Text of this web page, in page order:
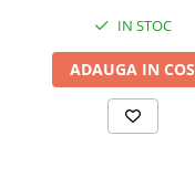
IN STOC
ADAUGA IN COS